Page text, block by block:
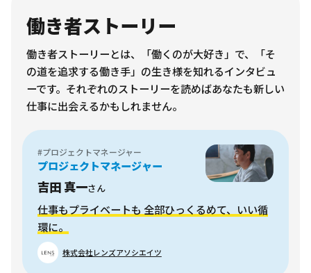
働き者ストーリー
働き者ストーリーとは、「働くのが大好き」で、「そ
の道を追求する働き手」の生き様を知れるインタビュ
ーです。それぞれのストーリーを読めばあなたも新しい
仕事に出会えるかもしれません。
#プロジェクトマネージャー
プロジェクトマネージャー
吉田 真一さん
仕事もプライベートも 全部ひっくるめて、いい循
環に。
株式会社レンズアソシエイツ